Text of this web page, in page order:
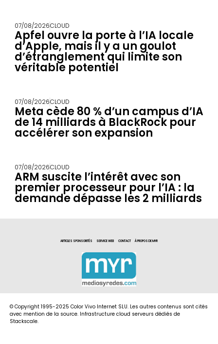
07/08/2026CLOUD
Apfel ouvre la porte à l’IA locale
d’Apple, mais il y a un goulot
d’étranglement qui limite son
véritable potentiel
07/08/2026CLOUD
Meta cède 80 % d’un campus d’IA
de 14 milliards à BlackRock pour
accélérer son expansion
07/08/2026CLOUD
ARM suscite l’intérêt avec son
premier processeur pour l’IA : la
demande dépasse les 2 milliards
ARTICLES SPONSORITÉS SERVICE WEB CONTACT À PROPOS DE MYR
© Copyright 1995-2025 Color Vivo Internet SLU. Les autres contenus sont cités
avec mention de la source. Infrastructure cloud serveurs dédiés de
Stackscale.